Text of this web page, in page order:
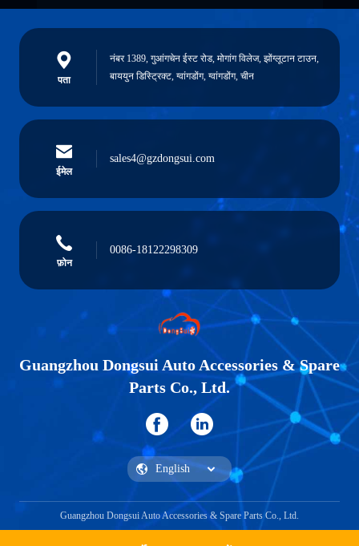
पता
नंबर 1389, गुआंगचेन ईस्ट रोड, मोगांग विलेज, झोंग्लूटान टाउन,
बाययुन डिस्ट्रिक्ट, ग्वांगडोंग, ग्वांगडोंग, चीन
ईमेल
sales4@gzdongsui.com
फ़ोन
0086-18122298309
Guangzhou Dongsui Auto Accessories & Spare
Parts Co., Ltd.
Guangzhou Dongsui Auto Accessories & Spare Parts Co., Ltd.